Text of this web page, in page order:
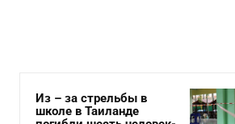
Из – за стрельбы в
школе в Таиланде